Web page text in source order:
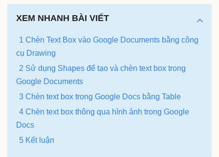
XEM NHANH BÀI VIẾT
1 Chèn Text Box vào Google Documents bằng công
cụ Drawing
2 Sử dụng Shapes để tạo và chèn text box trong
Google Documents
3 Chèn text box trong Google Docs bằng Table
4 Chèn text box thông qua hình ảnh trong Google
Docs
5 Kết luận